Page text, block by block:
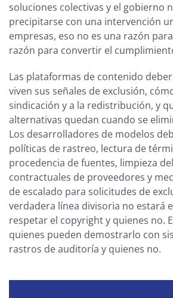
soluciones colectivas y el gobierno
precipitarse con una intervención
empresas, eso no es una razón
razón para convertir el
Las plataformas de contenido
viven sus señales de exclusión,
sindicación y a la redistribución, y
alternativas quedan cuando se
Los desarrolladores de modelos
políticas de rastreo, lectura de
procedencia de fuentes, limpieza
contractuales de proveedores y
de escalado para solicitudes de
verdadera línea divisoria no estará
respetar el copyright y quienes no.
quienes pueden demostrarlo con
rastros de auditoría y quienes no.